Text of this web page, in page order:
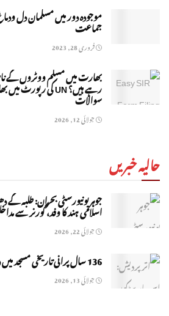
موجودہ دور میں مسلمان دل
جماعت
فروری 28, 2023
بھارت میں مسلم ووٹروں کے
سوالات
جولائی 12, 2026
حالیہ خبریں
جوہر یونیورسٹی بحران: طلبہ
اسلامی ہند کا وفد، گورنر سے
جولائی 22, 2026
136 سال پرانی تاریخی مسجد میں داخلہ بند، نماز پر بھی پابندی!
جولائی 13, 2026